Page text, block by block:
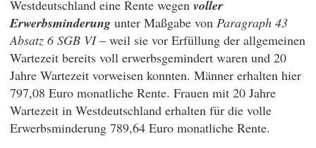
Westdeutschland eine Rente wegen voller
Erwerbsminderung unter Maßgabe von Paragraph 43
Absatz 6 SGB VI– weil sie vor Erfüllung der allgemeinen
Wartezeit bereits voll erwerbsgemindert waren und 20
Jahre Wartezeit vorweisen konnten. Männer erhalten hier
797,08 Euro monatliche Rente. Frauen mit 20 Jahre
Wartezeit in Westdeutschland erhalten für die volle
Erwerbsminderung 789,64 Euro monatliche Rente.